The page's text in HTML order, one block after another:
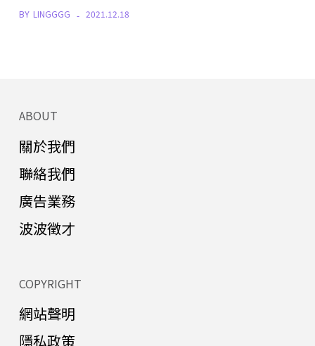
BY LINGGGG 2021.12.18
ABOUT
關於我們
聯絡我們
廣告業務
波波徵才
COPYRIGHT
網站聲明
隱私政策